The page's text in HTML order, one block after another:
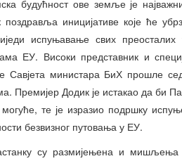
будућност ове земље је
поздравља иницијативе које ће
испуњавање свих
ЕУ. Високи представник и
Савјета министара БиХ прошле
Премијер Додик је истакао да би
могуће, те је изразио подршку
безвизног путовања у ЕУ.
су размијењена и